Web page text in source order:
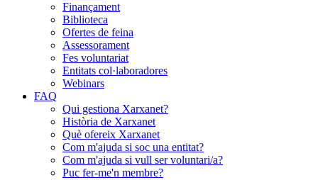
Finançament
Biblioteca
Ofertes de feina
Assessorament
Fes voluntariat
Entitats col·laboradores
Webinars
FAQ
Qui gestiona Xarxanet?
Història de Xarxanet
Què ofereix Xarxanet
Com m'ajuda si soc una entitat?
Com m'ajuda si vull ser voluntari/a?
Puc fer-me'n membre?